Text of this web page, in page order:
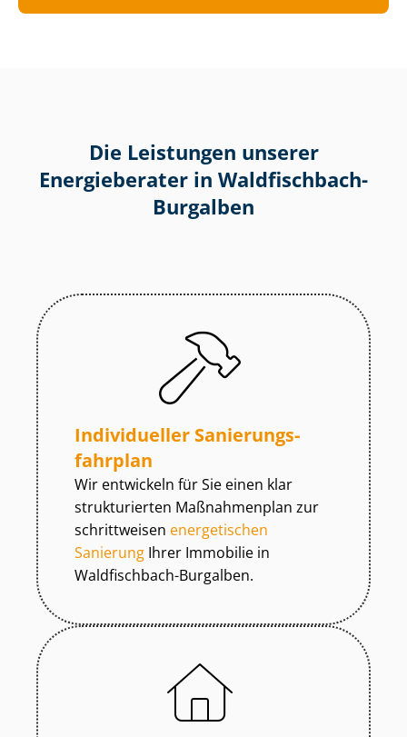
Die Leistungen unserer
Energieberater in Waldfischbach-
Burgalben
Individueller Sa­nie­rungs­
fahr­plan
Wir entwickeln für Sie einen klar
strukturierten Maßnahmenplan zur
schrittweisen energetischen
Sanierung Ihrer Immobilie in
Waldfischbach-Burgalben.